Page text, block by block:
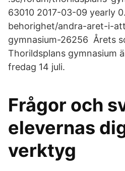
63010 2017-03-09 yearly
behorighet/andra-aret-i-
gymnasium-26256 Årets
Thorildsplans gymnasium
fredag 14 juli.
Frågor och
elevernas
verktyg